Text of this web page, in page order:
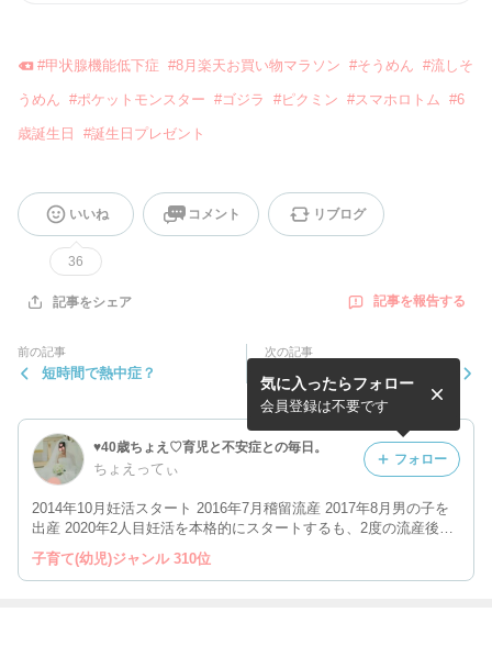
#甲状腺機能低下症 #8月楽天お買い物マラソン #そうめん #流しそ
うめん #ポケットモンスター #ゴジラ #ピクミン #スマホロトム #6
歳誕生日 #誕生日プレゼント
いいね
36
コメント リブログ
記事をシェア 記事を報告する
前の記事
短時間で熱中症？
次の記事
お買い物マラソンですねー
♥40歳ちょえ♡育児と不安症との毎日。
ちょえってぃ
2014年10月妊活スタート 2016年7月稽留流産 2017年8月男の子を
出産 2020年2人目妊活を本格的にスタートするも、2度の流産後パ
ニック発作と不安症を発症し治療は断念。 ですが、やはり諦めき
れずに40歳目前で最後の不妊治療始動！ 育児と不妊治療、日常等
を綴ります。
気に入ったらフォロー
会員登録は不要です
フォロー
子育て(幼児)ジャンル 310位